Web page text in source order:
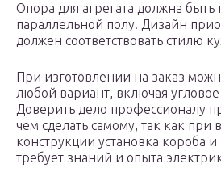
Опора для агрегата должна быть
параллельной полу. Дизайн
должен соответствовать стилю
При изготовлении на заказ
любой вариант, включая
Доверить дело профессионалу
чем сделать самому, так как при
конструкции установка короба
требует знаний и опыта